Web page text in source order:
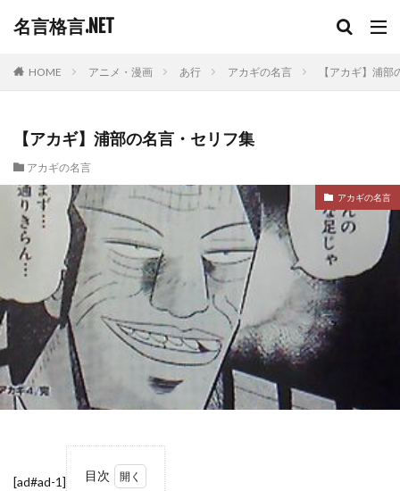
名言格言.NET
HOME アニメ・漫画 あ行 アカギの名言 【アカギ】浦
【アカギ】浦部の名言・セリフ集
アカギの名言
アカギの名言
[ad#ad-1] 目次